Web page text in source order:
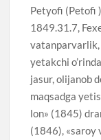
Petyofi (Petofi
1849.31.7,
vatanparvarlik,
yetakchi
jasur, olijanob
maqsadga
lon» (1845)
(1846), «saroy